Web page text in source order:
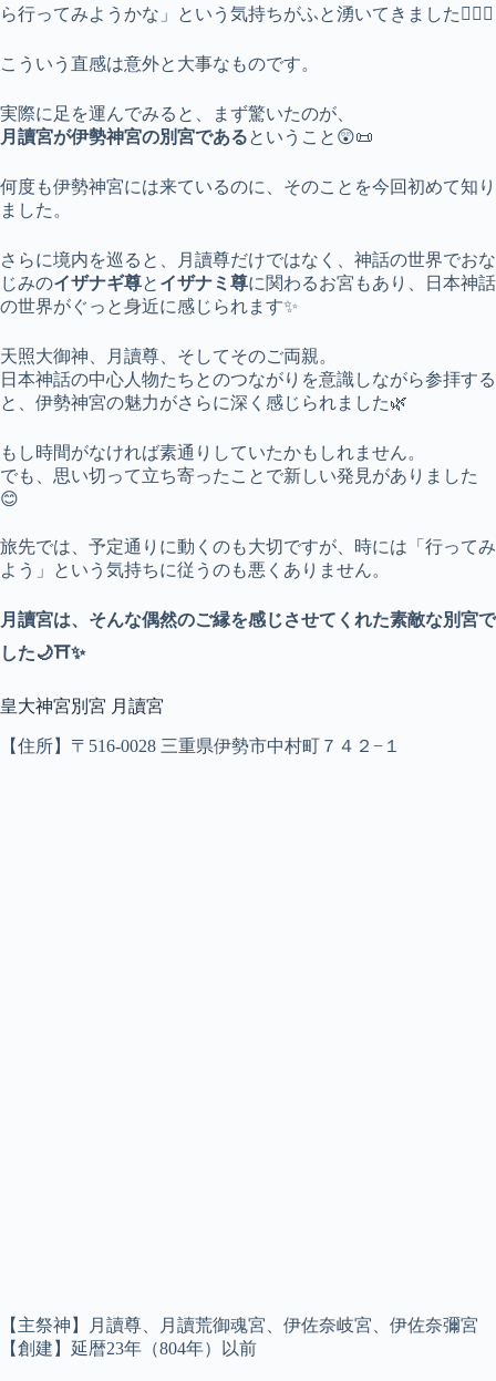
ら行ってみようかな」という気持ちがふと湧いてきました🚶‍♂️✨
こういう直感は意外と大事なものです。
実際に足を運んでみると、まず驚いたのが、
月讀宮が伊勢神宮の別宮であるということ😲📜
何度も伊勢神宮には来ているのに、そのことを今回初めて知り
ました。
さらに境内を巡ると、月讀尊だけではなく、神話の世界でおな
じみのイザナギ尊と イザナミ尊に関わるお宮もあり、日本神話
の世界がぐっと身近に感じられます✨
天照大御神、月讀尊、そしてそのご両親。
日本神話の中心人物たちとのつながりを意識しながら参拝する
と、伊勢神宮の魅力がさらに深く感じられました🌿
もし時間がなければ素通りしていたかもしれません。
でも、思い切って立ち寄ったことで新しい発見がありました
😊
旅先では、予定通りに動くのも大切ですが、時には「行ってみ
よう」という気持ちに従うのも悪くありません。
月讀宮は、そんな偶然のご縁を感じさせてくれた素敵な別宮で
した🌙⛩️✨
皇大神宮別宮 月讀宮
【住所】〒516-0028 三重県伊勢市中村町７４２−１
【主祭神】月讀尊、月讀荒御魂宮、伊佐奈岐宮、伊佐奈彌宮
【創建】延暦23年（804年）以前